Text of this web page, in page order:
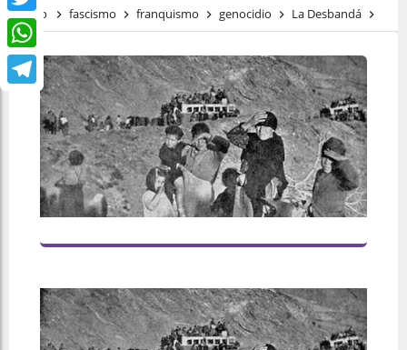
Twitter
WhatsApp
Telegram
Inicio fascismo franquismo genocidio La Desbandá